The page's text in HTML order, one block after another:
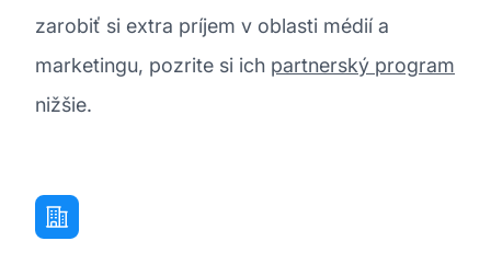
zarobiť si extra príjem v oblasti médií a
marketingu, pozrite si ich partnerský program
nižšie.